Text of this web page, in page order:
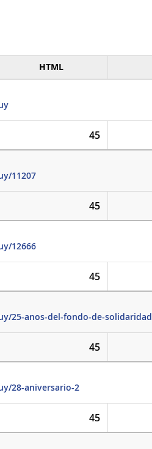
HTML
45
11207
45
12666
45
25-anos-del-fondo-de-solidaridad
45
28-aniversario-2
45